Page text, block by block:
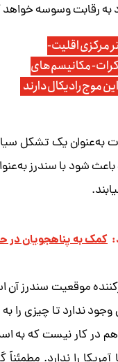
به رقابت وسوسه خواهد
مرکزی اقلیت-
مکانیسم‌های
موج رادیکال دارند
به‌عنوان یک تشکل
شود با سندرز
کمک به پناهجویان در
موقعیت سندرز آن
ندارد تا چیزی را
در کار نیست که به